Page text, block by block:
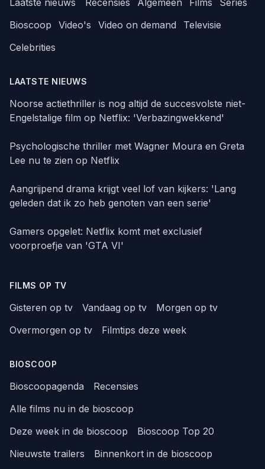
Bioscoop
Video's Video on demand
Televisie
Celebrities
LAATSTE NIEUWS
Noorse actiethriller is nog altijd de succesvolste niet-
Engelstalige film op Netflix: 'Verbazingwekkend'
Psychologische thriller met Wagner Moura en Greta
Lee nu te zien op Netflix
Aangrijpend drama krijgt veel lof van kijkers: 'Lang
geleden dat ik zo heb genoten van een serie'
Gamers opgelet: Netflix komt met exclusief
voorproefje van 'GTA VI'
FILMS OP TV
Gisteren op tv Vandaag op tv
Morgen op tv
Overmorgen op tv
Filmtips deze week
BIOSCOOP
Bioscoopagenda
Recensies
Alle films nu in de bioscoop
Deze week in de bioscoop
Bioscoop Top 20
Nieuwste trailers
Binnenkort in de bioscoop